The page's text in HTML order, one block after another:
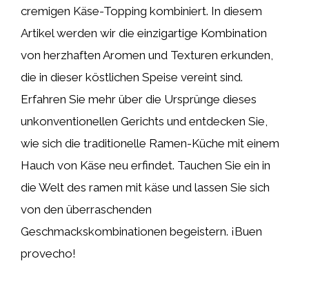
cremigen Käse-Topping kombiniert. In diesem
Artikel werden wir die einzigartige Kombination
von herzhaften Aromen und Texturen erkunden,
die in dieser köstlichen Speise vereint sind.
Erfahren Sie mehr über die Ursprünge dieses
unkonventionellen Gerichts und entdecken Sie,
wie sich die traditionelle Ramen-Küche mit einem
Hauch von Käse neu erfindet. Tauchen Sie ein in
die Welt des ramen mit käse und lassen Sie sich
von den überraschenden
Geschmackskombinationen begeistern. ¡Buen
provecho!